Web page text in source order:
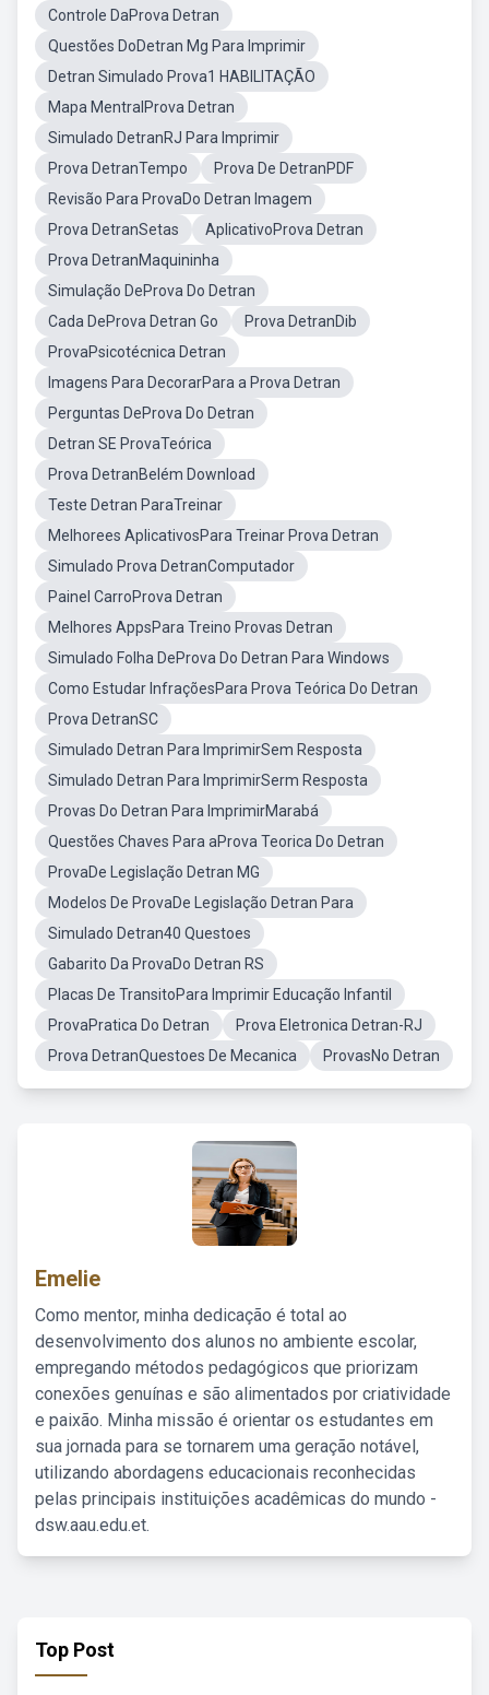
Controle DaProva Detran
Questões DoDetran Mg Para Imprimir
Detran Simulado Prova1 HABILITAÇÃO
Mapa MentralProva Detran
Simulado DetranRJ Para Imprimir
Prova DetranTempo
Prova De DetranPDF
Revisão Para ProvaDo Detran Imagem
Prova DetranSetas
AplicativoProva Detran
Prova DetranMaquininha
Simulação DeProva Do Detran
Cada DeProva Detran Go
Prova DetranDib
ProvaPsicotécnica Detran
Imagens Para DecorarPara a Prova Detran
Perguntas DeProva Do Detran
Detran SE ProvaTeórica
Prova DetranBelém Download
Teste Detran ParaTreinar
Melhorees AplicativosPara Treinar Prova Detran
Simulado Prova DetranComputador
Painel CarroProva Detran
Melhores AppsPara Treino Provas Detran
Simulado Folha DeProva Do Detran Para Windows
Como Estudar InfraçõesPara Prova Teórica Do Detran
Prova DetranSC
Simulado Detran Para ImprimirSem Resposta
Simulado Detran Para ImprimirSerm Resposta
Provas Do Detran Para ImprimirMarabá
Questões Chaves Para aProva Teorica Do Detran
ProvaDe Legislação Detran MG
Modelos De ProvaDe Legislação Detran Para
Simulado Detran40 Questoes
Gabarito Da ProvaDo Detran RS
Placas De TransitoPara Imprimir Educação Infantil
ProvaPratica Do Detran
Prova Eletronica Detran-RJ
Prova DetranQuestoes De Mecanica
ProvasNo Detran
Emelie
Como mentor, minha dedicação é total ao
desenvolvimento dos alunos no ambiente escolar,
empregando métodos pedagógicos que priorizam
conexões genuínas e são alimentados por criatividade
e paixão. Minha missão é orientar os estudantes em
sua jornada para se tornarem uma geração notável,
utilizando abordagens educacionais reconhecidas
pelas principais instituições acadêmicas do mundo -
dsw.aau.edu.et.
Top Post